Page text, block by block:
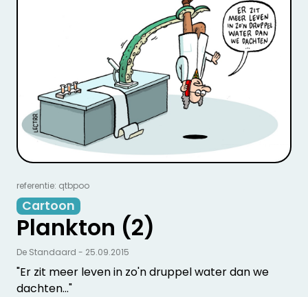
referentie: qtbpoo
Cartoon
Plankton (2)
"Er zit meer leven in zo'n druppel water dan we
dachten..."
De Standaard - 25.09.2015